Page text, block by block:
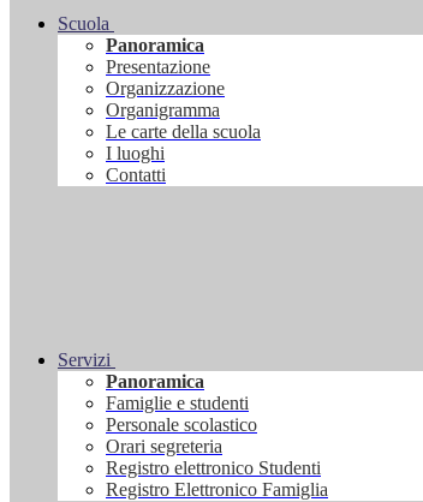
Scuola
Panoramica
Presentazione
Organizzazione
Organigramma
Le carte della scuola
I luoghi
Contatti
Servizi
Panoramica
Famiglie e studenti
Personale scolastico
Orari segreteria
Registro elettronico Studenti
Registro Elettronico Famiglia